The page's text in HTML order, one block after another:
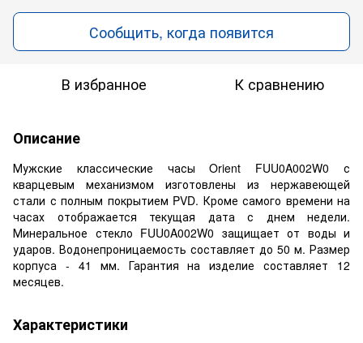
Сообщить, когда появится
В избранное К сравнению
Описание
Мужские классические часы Orient FUU0A002W0 с
кварцевым механизмом изготовлены из нержавеющей
стали с полным покрытием PVD. Кроме самого времени на
часах отображается текущая дата с днем недели.
Минеральное стекло FUU0A002W0 защищает от воды и
ударов. Водонепроницаемость составляет до 50 м. Размер
корпуса - 41 мм. Гарантия на изделие составляет 12
месяцев.
Характеристики